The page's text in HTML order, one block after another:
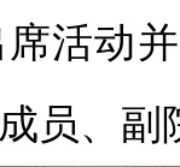
活动
员、副